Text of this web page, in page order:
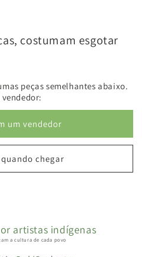
costumam esgotar
peças semelhantes abaixo.
um vendedor
chegar
artistas indígenas
a cultura de cada povo